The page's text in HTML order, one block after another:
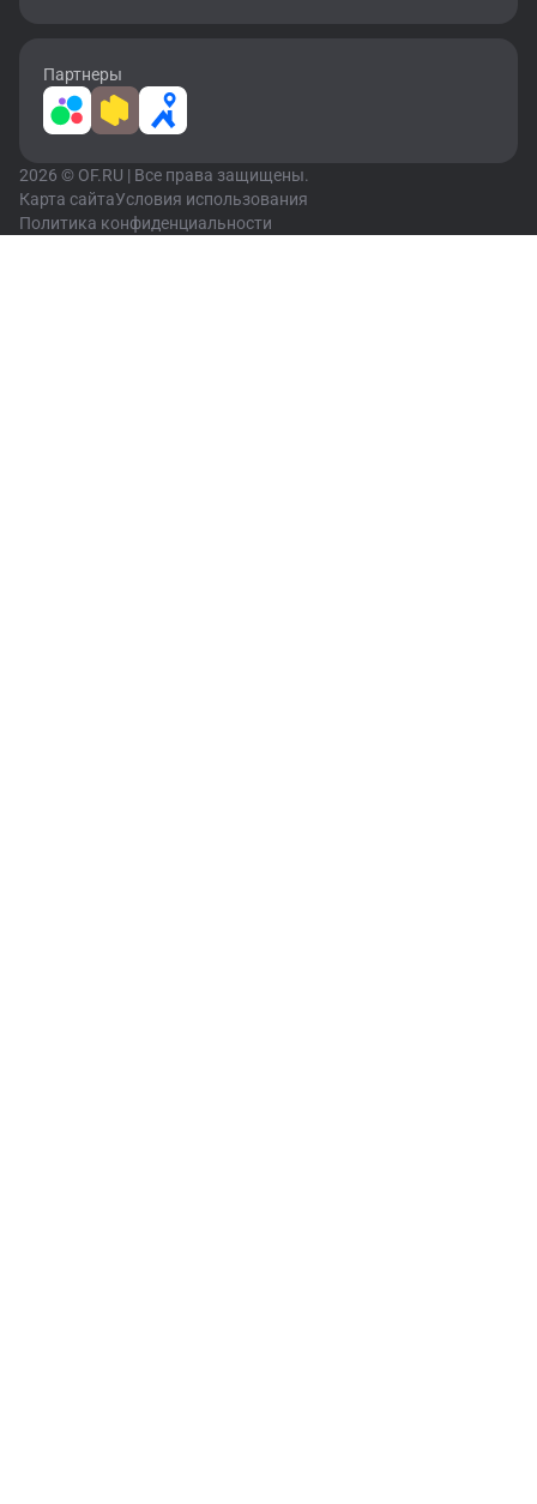
Партнеры
2026 © OF.RU | Все права защищены.
Карта сайтаУсловия использования
Политика конфиденциальности